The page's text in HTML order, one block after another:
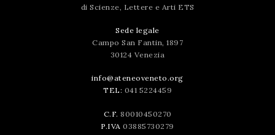
di Scienze, Lettere e Arti ETS
Sede legale
Campo San Fantin, 1897
30124 Venezia
info@ateneoveneto.org
TEL: 041 5224459
C.F. 80010450270
P.IVA 03885730279